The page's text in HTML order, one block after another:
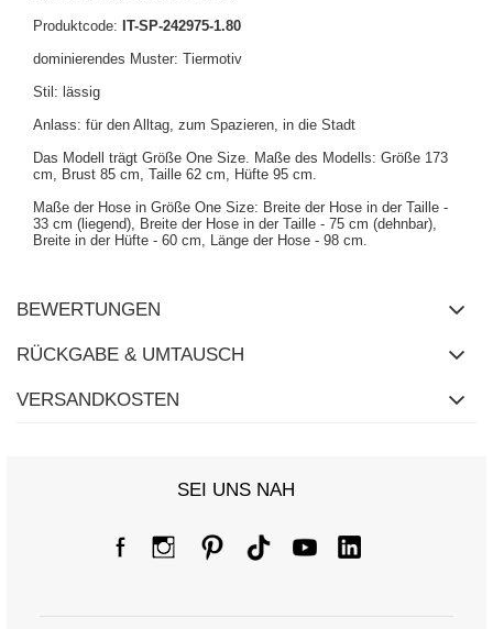
Produktcode: IT-SP-242975-1.80
dominierendes Muster: Tiermotiv
Stil: lässig
Anlass: für den Alltag, zum Spazieren, in die Stadt
Das Modell trägt Größe One Size. Maße des Modells: Größe 173
cm, Brust 85 cm, Taille 62 cm, Hüfte 95 cm.
Maße der Hose in Größe One Size: Breite der Hose in der Taille -
33 cm (liegend), Breite der Hose in der Taille - 75 cm (dehnbar),
Breite in der Hüfte - 60 cm, Länge der Hose - 98 cm.
BEWERTUNGEN
RÜCKGABE & UMTAUSCH
VERSANDKOSTEN
SEI UNS NAH